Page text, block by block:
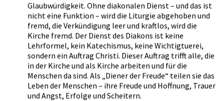
Glaubwürdigkeit. Ohne diakonalen Dienst – und das ist
nicht eine Funktion – wird die Liturgie abgehoben und
fremd, die Verkündigung leer und kraftlos, wird die
Kirche fremd. Der Dienst des Diakons ist keine
Lehrformel, kein Katechismus, keine Wichtigtuerei,
sondern ein Auftrag Christi. Dieser Auftrag trifft alle, die
in der Kirche und als Kirche arbeiten und für die
Menschen da sind. Als „Diener der Freude“ teilen sie das
Leben der Menschen – ihre Freude und Hoffnung, Trauer
und Angst, Erfolge und Scheitern.